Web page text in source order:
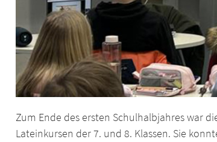
Zum Ende des ersten Schulhalbjahres war
Lateinkursen der 7. und 8. Klassen. Sie